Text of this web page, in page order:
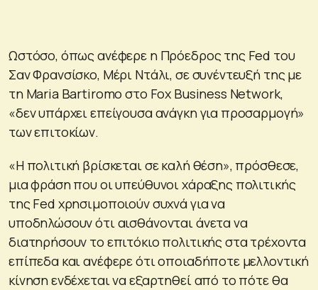
Ωστόσο, όπως ανέφερε η Πρόεδρος της Fed του
Σαν Φρανσίσκο, Μέρι Ντάλι, σε συνέντευξή της με
τη Maria Bartiromo στο Fox Business Network,
«δεν υπάρχει επείγουσα ανάγκη για προσαρμογή»
των επιτοκίων.
«Η πολιτική βρίσκεται σε καλή θέση», πρόσθεσε,
μια φράση που οι υπεύθυνοι χάραξης πολιτικής
της Fed χρησιμοποιούν συχνά για να
υποδηλώσουν ότι αισθάνονται άνετα να
διατηρήσουν το επιτόκιο πολιτικής στα τρέχοντα
επίπεδα και ανέφερε ότι οποιαδήποτε μελλοντική
κίνηση ενδέχεται να εξαρτηθεί από το πότε θα